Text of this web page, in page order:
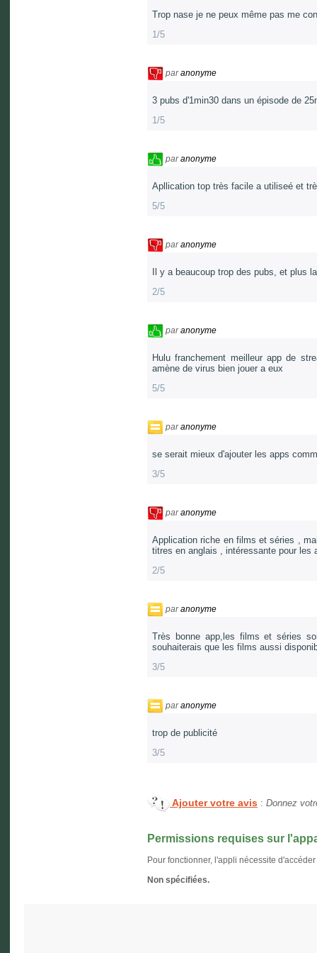
Trop nase je ne peux même pas me
1/5
paranonyme
3 pubs d'1min30 dans un épisode de
1/5
paranonyme
Apllication top très facile a utiliseé et
5/5
paranonyme
Il y a beaucoup trop des pubs, et plus
2/5
paranonyme
Hulu franchement meilleur app de
amène de virus bien jouer a eux
5/5
paranonyme
se serait mieux d'ajouter les apps
3/5
paranonyme
Application riche en films et séries ,
titres en anglais , intéressante pour les
2/5
paranonyme
Très bonne app,les films et séries
souhaiterais que les films aussi
3/5
paranonyme
trop de publicité
3/5
Ajouter votre avis : Donnez
Permissions requises sur
Pour fonctionner, l'appli nécessite
Non spécifiées.